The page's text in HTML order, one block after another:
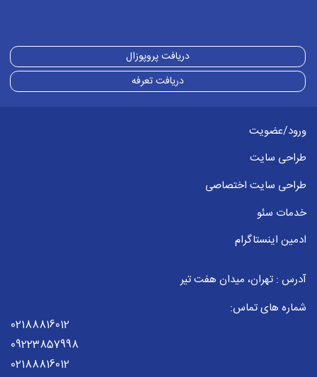
دریافت پروپوزال
دریافت تعرفه
ورود/عضویت
طراحی سایت
طراحی سایت اختصاصی
خدمات سئو
ادمین اینستاگرام
آدرس : تهران، میدان هفت تیر
شماره های تماس:
02188816012
09223857998
02188816012